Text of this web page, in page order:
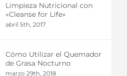
Limpieza Nutricional con
«Cleanse for Life»
abril 5th, 2017
Cómo Utilizar el Quemador
de Grasa Nocturno
marzo 29th, 2018